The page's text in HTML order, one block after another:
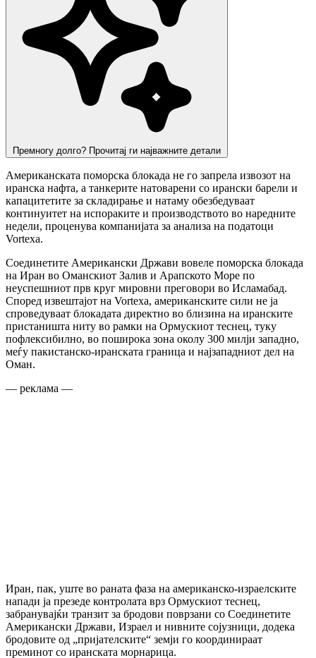
Премногу долго? Прочитај ги најважните детали
Американската поморска блокада не го запрела извозот на
иранска нафта, а танкерите натоварени со ирански барели и
капацитетите за складирање и натаму обезбедуваат
континуитет на испораките и производството во наредните
недели, проценува компанијата за анализа на податоци
Vortexa.
Соединетите Американски Држави вовеле поморска блокада
на Иран во Оманскиот Залив и Арапското Море по
неуспешниот прв круг мировни преговори во Исламабад.
Според извештајот на Vortexa, американските сили не ја
спроведуваат блокадата директно во близина на иранските
пристаништа ниту во рамки на Ормускиот теснец, туку
пофлексибилно, во поширока зона околу 300 милји западно,
меѓу пакистанско-иранската граница и најзападниот дел на
Оман.
— реклама —
Иран, пак, уште во раната фаза на американско-израелските
напади ја презеде контролата врз Ормускиот теснец,
забранувајќи транзит за бродови поврзани со Соединетите
Американски Држави, Израел и нивните сојузници, додека
бродовите од „пријателските“ земји го координираат
преминот со иранската морнарица.